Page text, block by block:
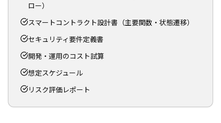
ロー）
スマートコントラクト設計書（主要関数・状態遷移）
セキュリティ要件定義書
開発・運用のコスト試算
想定スケジュール
リスク評価レポート